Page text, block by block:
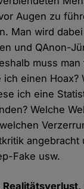
Augen zu
Man wird
und QAnon-
muss
ich einen Hoax?
ich eine
Welche
angebracht
Fake usw.